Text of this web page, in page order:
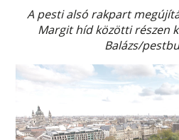
A pesti alsó rakpart
Margit híd közötti részen
Balázs/